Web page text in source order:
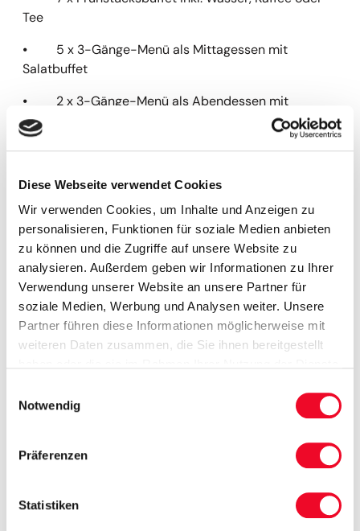
Diese Webseite verwendet Cookies
Wir verwenden Cookies, um Inhalte und Anzeigen zu
personalisieren, Funktionen für soziale Medien anbieten
zu können und die Zugriffe auf unsere Website zu
analysieren. Außerdem geben wir Informationen zu Ihrer
Verwendung unserer Website an unsere Partner für
soziale Medien, Werbung und Analysen weiter. Unsere
Partner führen diese Informationen möglicherweise mit
weiteren Daten zusammen, die Sie ihnen bereitgestellt
Notwendig
Präferenzen
Statistiken
Tee
⦁ 5 x 3-Gänge-Menü als Mittagessen mit
Salatbuffet
⦁ 2 x 3-Gänge-Menü als Abendessen mit
Salatbuffet
⦁ 1 x Kapitänsdinner mit Musik an Bord
⦁ 1 x all-inclusive Abendessen auf Pelješac mit
Dorfparty
⦁ Wein- und Olivenölprobe an Bord
⦁ Stadtführung Split inkl. örtlicher Reiseleitung
⦁ Stadtführung Korčula inkl. örtlicher Reiseleitung
⦁ Eintritt Nationalpark Mljet
⦁ 1 x Transfer nach Dubrovnik
Reiseleitung
⦁ Weinverkostung in Bol